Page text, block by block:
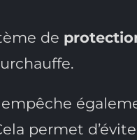
de
permet